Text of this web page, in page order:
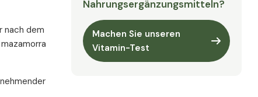
nach dem
Nahrungsergänzungsmitteln?
Machen Sie unseren
Vitamin-Test